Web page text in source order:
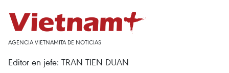
AGENCIA VIETNAMITA DE NOTICIAS
Editor en jefe: TRAN TIEN DUAN